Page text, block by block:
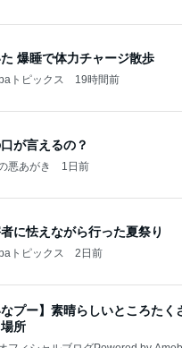
爆睡で体力チャージ散歩
トピックス 19時間前
が言えるの？
悪あがき 1日前
に怯えながら行った夏祭り
トピックス 2日前
なプー】素晴らしいところた
所